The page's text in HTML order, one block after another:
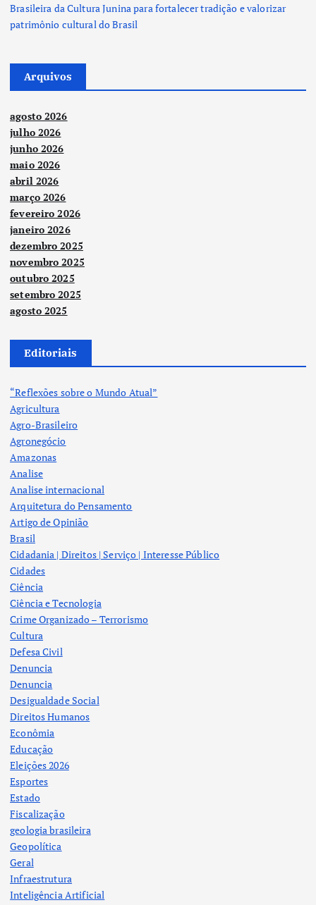
Brasileira da Cultura Junina para fortalecer tradição e valorizar
patrimônio cultural do Brasil
Arquivos
agosto 2026
julho 2026
junho 2026
maio 2026
abril 2026
março 2026
fevereiro 2026
janeiro 2026
dezembro 2025
novembro 2025
outubro 2025
setembro 2025
agosto 2025
Editoriais
“Reflexões sobre o Mundo Atual”
Agricultura
Agro-Brasileiro
Agronegócio
Amazonas
Analise
Analise internacional
Arquitetura do Pensamento
Artigo de Opinião
Brasil
Cidadania | Direitos | Serviço | Interesse Público
Cidades
Ciência
Ciência e Tecnologia
Crime Organizado – Terrorismo
Cultura
Defesa Civil
Denuncia
Denuncia
Desigualdade Social
Direitos Humanos
Econômia
Educação
Eleições 2026
Esportes
Estado
Fiscalização
geologia brasileira
Geopolítica
Geral
Infraestrutura
Inteligência Artificial